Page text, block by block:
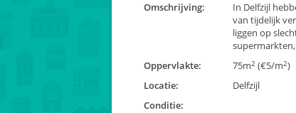
Omschrijving:
In Delfzijl
van tijdelijk
liggen op
Oppervlakte:
75m2 (€5/m2)
Locatie:
Delfzijl
Conditie: